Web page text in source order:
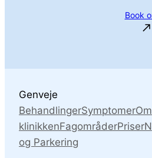
Book
Genveje
BehandlingerSymptomerOm
klinikkenFagområderPriser
og Parkering